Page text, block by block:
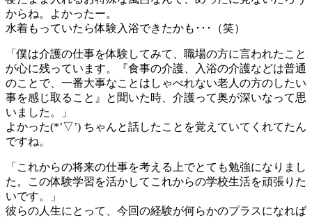
からね。よかったー。
水着もっていたら体験入浴できたかも･･･（笑）
「僕は介護の仕事を体験してみて、職場の方に言われたこと
が心に残っています。『食事の介護、入浴の介護などは普通
のことで、一番大事なことはしゃべれない老人の方のしたい
事を感じ取ること』と聞いた時、介護って奥が深いなって思
いました。」
よかった(*’▽’) ちゃんと話したことを覚えていてくれてたん
ですね。
「これからの将来の仕事を考える上でとても勉強になりまし
た。この体験学習を活かしてこれからの学校生活を頑張りた
いです。」
彼らの人生にとって、今回の経験が何らかのプラスになれば